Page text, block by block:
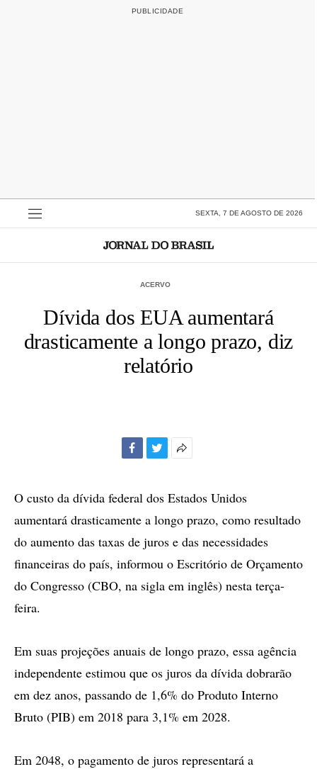
SEXTA, 7 DE AGOSTO DE 2026
ACERVO
Dívida dos EUA aumentará
drasticamente a longo prazo, diz
relatório
compartilhamento
O custo da dívida federal dos Estados Unidos
aumentará drasticamente a longo prazo, como resultado
do aumento das taxas de juros e das necessidades
financeiras do país, informou o Escritório de Orçamento
do Congresso (CBO, na sigla em inglês) nesta terça-
feira.
Em suas projeções anuais de longo prazo, essa agência
independente estimou que os juros da dívida dobrarão
em dez anos, passando de 1,6% do Produto Interno
Bruto (PIB) em 2018 para 3,1% em 2028.
Em 2048, o pagamento de juros representará a